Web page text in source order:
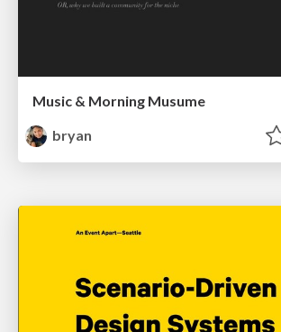
Music & Morning Musume
bryan